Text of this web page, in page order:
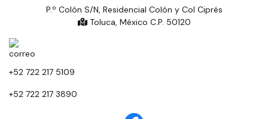
P.º Colón S/N, Residencial Colón y Col Ciprés
Toluca, México C.P. 50120
+52 722 217 5109
+52 722 217 3890